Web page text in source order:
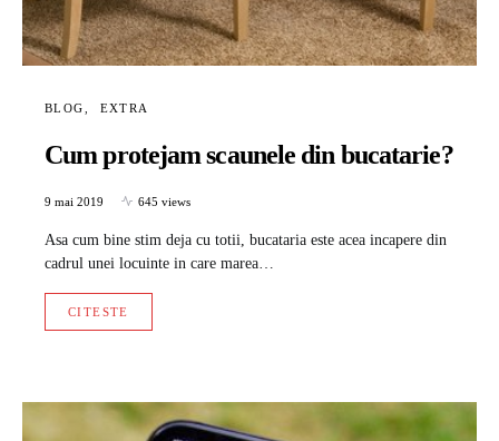
BLOG EXTRA
Cum protejam scaunele din bucatarie?
9 mai 2019 645 views
Asa cum bine stim deja cu totii, bucataria este acea incapere din
cadrul unei locuinte in care marea…
CITESTE